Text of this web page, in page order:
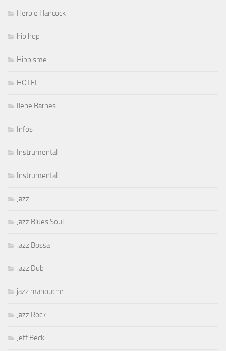
Herbie Hancock
hip hop
Hippisme
HOTEL
Ilene Barnes
Infos
Instrumental
Instrumental
Jazz
Jazz Blues Soul
Jazz Bossa
Jazz Dub
jazz manouche
Jazz Rock
Jeff Beck